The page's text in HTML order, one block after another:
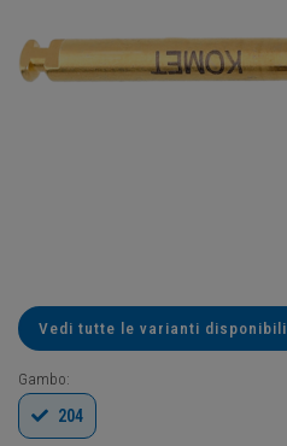
Vedi tutte le varianti disponibili
Gambo:
204